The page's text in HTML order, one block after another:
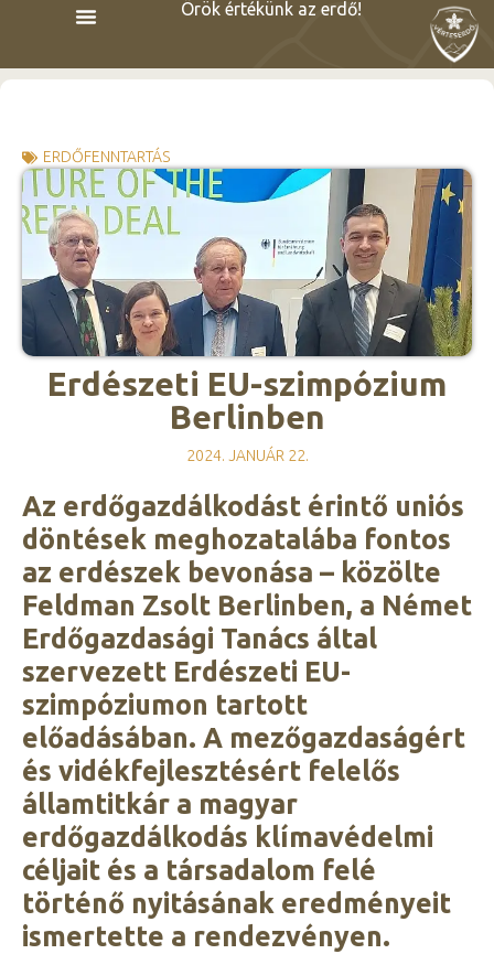
Örök értékünk az erdő!
ERDŐFENNTARTÁS
Erdészeti EU-szimpózium
Berlinben
2024. JANUÁR 22.
Az erdőgazdálkodást érintő uniós
döntések meghozatalába fontos
az erdészek bevonása – közölte
Feldman Zsolt Berlinben, a Német
Erdőgazdasági Tanács által
szervezett Erdészeti EU-
szimpóziumon tartott
előadásában. A mezőgazdaságért
és vidékfejlesztésért felelős
államtitkár a magyar
erdőgazdálkodás klímavédelmi
céljait és a társadalom felé
történő nyitásának eredményeit
ismertette a rendezvényen.